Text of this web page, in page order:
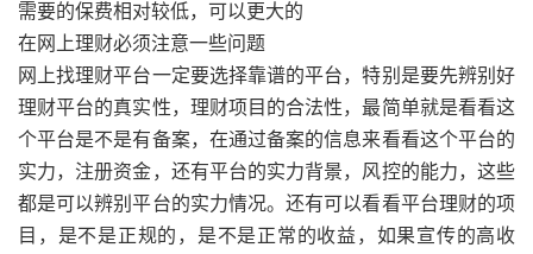
需要的保费相对较低，可以更大的
在网上理财必须注意一些问题
网上找理财平台一定要选择靠谱的平台，特别是要先辨别好
理财平台的真实性，理财项目的合法性，最简单就是看看这
个平台是不是有备案，在通过备案的信息来看看这个平台的
实力，注册资金，还有平台的实力背景，风控的能力，这些
都是可以辨别平台的实力情况。还有可以看看平台理财的项
目，是不是正规的，是不是正常的收益，如果宣传的高收